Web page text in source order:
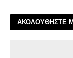
ΑΚΟΛΟΥΘΗΣΤΕ